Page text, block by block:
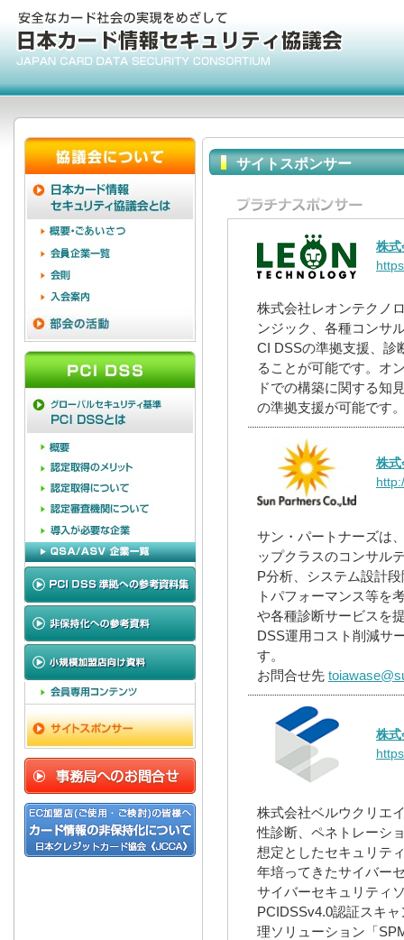
サイトスポンサー
株式
株式会社レオンテクノ
ンジック、各種コンサ
CI DSSの準拠支援、診
ることが可能です。オ
ドでの構築に関する知
の準拠支援が可能です
株式
サン・パートナーズは
ップクラスのコンサル
P分析、システム設計
トパフォーマンス等を
や各種診断サービスを
DSS運用コスト削減サ
す。
お問合せ先
株式
株式会社ベルウクリエ
性診断、ペネトレーシ
想定としたセキュリテ
年培ってきたサイバー
サイバーセキュリティ
PCIDSSv4.0認証スキ
理ソリューション「